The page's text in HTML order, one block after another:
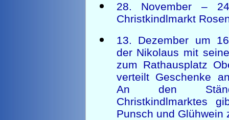
28. November –
Christkindlmarkt
13. Dezember um
der Nikolaus mit
zum Rathausplatz
verteilt Geschenke
An den
Christkindlmarktes
Punsch und